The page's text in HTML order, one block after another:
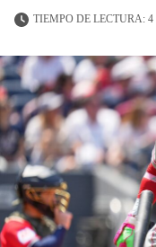
TIEMPO DE LECTURA: 4